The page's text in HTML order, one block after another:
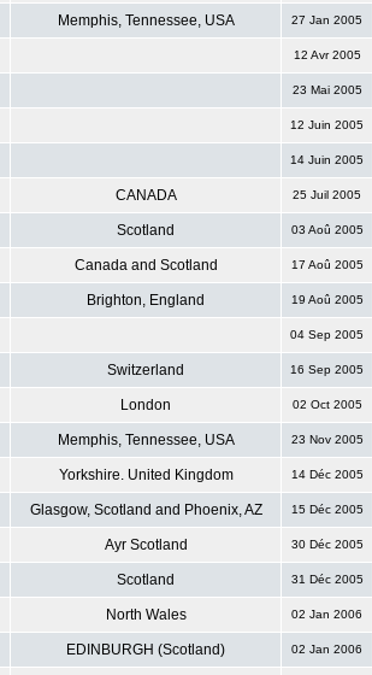
Memphis, Tennessee, USA 27 Jan 2005
12 Avr 2005
23 Mai 2005
12 Juin 2005
14 Juin 2005
CANADA 25 Juil 2005
Scotland 03 Aoû 2005
Canada and Scotland 17 Aoû 2005
Brighton, England 19 Aoû 2005
04 Sep 2005
Switzerland 16 Sep 2005
London 02 Oct 2005
Memphis, Tennessee, USA 23 Nov 2005
Yorkshire. United Kingdom 14 Déc 2005
Glasgow, Scotland and Phoenix, AZ 15 Déc 2005
Ayr Scotland 30 Déc 2005
Scotland 31 Déc 2005
North Wales 02 Jan 2006
EDINBURGH (Scotland) 02 Jan 2006